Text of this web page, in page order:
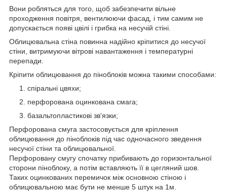
Вони робляться для того, щоб забезпечити вільне
проходження повітря, вентилюючи фасад, і тим самим не
допускається появі цвілі і грибка на несучій стіні.
Облицювальна стіна повинна надійно кріпитися до несучої
стіни, витримуючи вітрові навантаження і температурні
перепади.
Кріпити облицювання до піноблоків можна такими способами:
спіральні цвяхи;
перфорована оцинкована смага;
базальтопластикові зв'язки;
Перфорована смуга застосовується для кріплення
облицювання до піноблоків під час одночасного зведення
несучої стіни та облицювальної.
Перфоровану смугу спочатку прибивають до горизонтальної
сторони піноблоку, а потім вставляють її в цегляний шов.
Таких оцинкованих перемичок між основною стіною і
облицювальною має бути не менше 5 штук на 1м.